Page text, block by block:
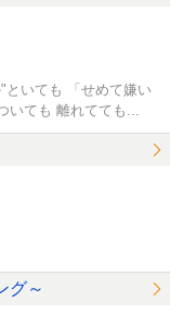
といても 「せめて嫌い
いても 離れてても...
グ～